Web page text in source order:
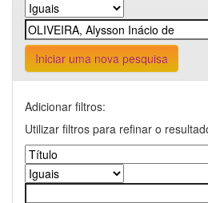
Iniciar uma nova pesquisa
Adicionar filtros:
Utilizar filtros para refinar o